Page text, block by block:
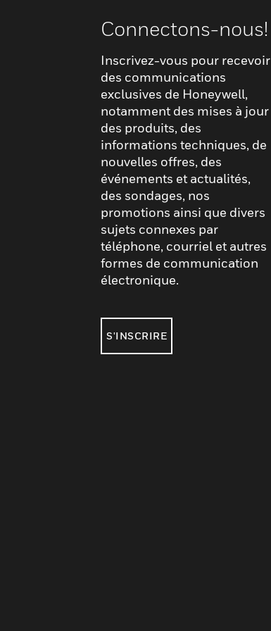
Connectons-nous!
Inscrivez-vous pour recevoir
des communications
exclusives de Honeywell,
notamment des mises à jour
des produits, des
informations techniques, de
nouvelles offres, des
événements et actualités,
des sondages, nos
promotions ainsi que divers
sujets connexes par
téléphone, courriel et autres
formes de communication
électronique.
S'INSCRIRE